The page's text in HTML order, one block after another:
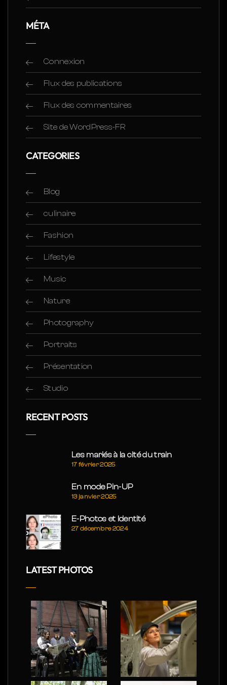
MÉTA
Connexion
Flux des publications
Flux des commentaires
Site de WordPress-FR
CATEGORIES
Blog
culinaire
Fashion
Lifestyle
Music
Nature
Photography
Portraits
Présentation
Studio
RECENT POSTS
Les mariés à la cité du train
17 février 2025
En mode Pin-UP
13 janvier 2025
E-Photos et Identité
27 décembre 2024
LATEST PHOTOS